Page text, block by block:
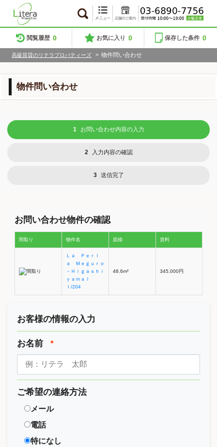
閲覧履歴 0 お気に入り 0 保存した条件 0
高級賃貸のリテラプロパティーズ > 物件問い合わせ
物件問い合わせ
1 お問い合わせ内容の入力
2 入力内容の確認
3 送信完了
お問い合わせ物件の確認
間取り 物件名 面積 賃料
Ｌａ Ｐｅｒｌ
ａ Ｍｅｇｕｒｏ
－Ｈｉｇａｓｈｉ
ｙａｍａＩ
Ｉ/204
48.6m² 345,000円
お客様の情報の入力
お名前 *
ご希望の連絡方法
メール
電話
特になし